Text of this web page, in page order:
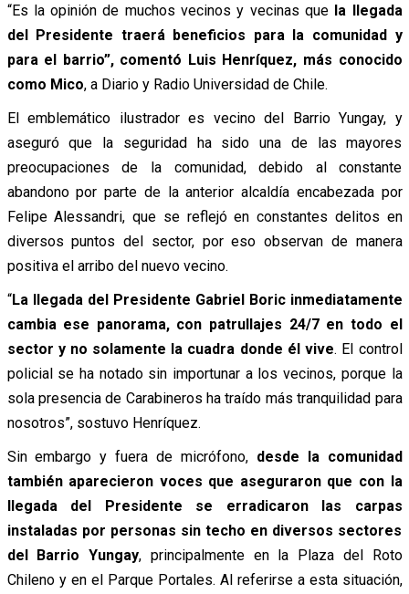
“Es la opinión de muchos vecinos y vecinas que la llegada
del Presidente traerá beneficios para la comunidad y
para el barrio”, comentó Luis Henríquez, más conocido
como Mico, a Diario y Radio Universidad de Chile.
El emblemático ilustrador es vecino del Barrio Yungay, y
aseguró que la seguridad ha sido una de las mayores
preocupaciones de la comunidad, debido al constante
abandono por parte de la anterior alcaldía encabezada por
Felipe Alessandri, que se reflejó en constantes delitos en
diversos puntos del sector, por eso observan de manera
positiva el arribo del nuevo vecino.
“La llegada del Presidente Gabriel Boric inmediatamente
cambia ese panorama, con patrullajes 24/7 en todo el
sector y no solamente la cuadra donde él vive. El control
policial se ha notado sin importunar a los vecinos, porque la
sola presencia de Carabineros ha traído más tranquilidad para
nosotros”, sostuvo Henríquez.
Sin embargo y fuera de micrófono, desde la comunidad
también aparecieron voces que aseguraron que con la
llegada del Presidente se erradicaron las carpas
instaladas por personas sin techo en diversos sectores
del Barrio Yungay, principalmente en la Plaza del Roto
Chileno y en el Parque Portales. Al referirse a esta situación,